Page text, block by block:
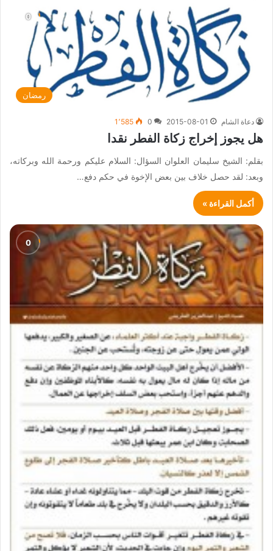
رمضان
دعاة الشام 2015-08-01
0 1٬585
هل يجوز إخراج زكاة الفطر نقدا
بقلم: الشيخ سليمان العلوان السؤال: السلام عليكم ورحمة الله وبركاته،
وبعد: لقد حصل خلاف بين بعض الإخوة في حكم دفع…
أكمل القراءة »